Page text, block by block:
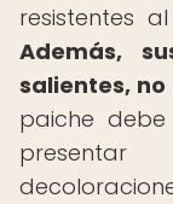
resistentes
Además,
salientes,
paiche